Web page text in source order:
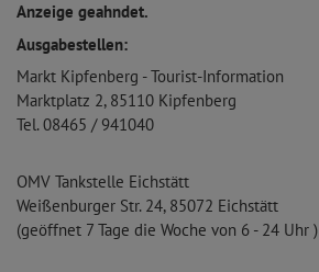
Anzeige geahndet.
Ausgabestellen:
Markt Kipfenberg - Tourist-Information
Marktplatz 2, 85110 Kipfenberg
Tel. 08465 / 941040
OMV Tankstelle Eichstätt
Weißenburger Str. 24, 85072 Eichstätt
(geöffnet 7 Tage die Woche von 6 - 24 Uhr )